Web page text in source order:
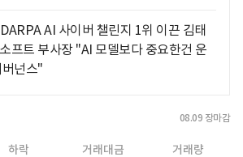
AI 사이버 챌린지 1위 이끈 김태
프트 부사장 "AI 모델보다 중요한건 운
넌스"
08.09 장마감
하락 거래대금 거래량